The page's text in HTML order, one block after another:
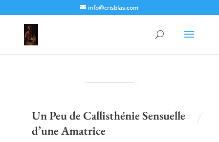
info@crisblas.com
Un Peu de Callisthénie Sensuelle
d’une Amatrice